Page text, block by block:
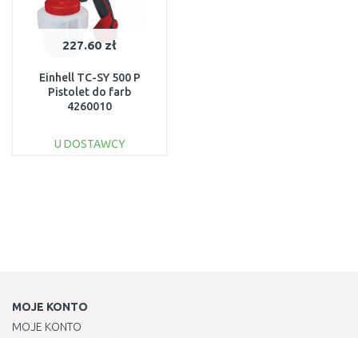
227.60 zł
Einhell TC-SY 500 P
Pistolet do farb
4260010
U DOSTAWCY
MOJE KONTO
MOJE KONTO